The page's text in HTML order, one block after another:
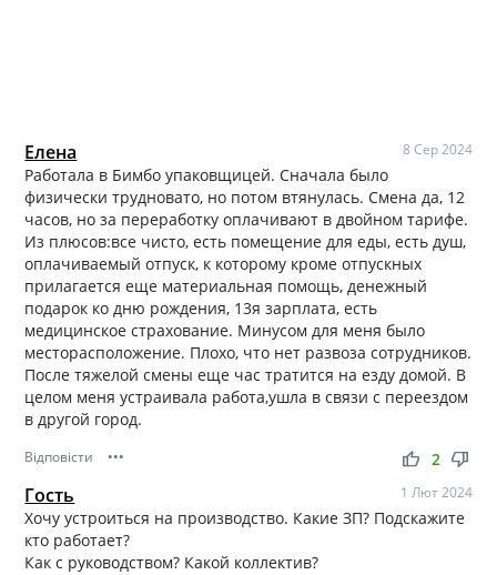
Елена 8 Сер 2024
Работала в Бимбо упаковщицей. Сначала было
физически трудновато, но потом втянулась. Смена да, 12
часов, но за переработку оплачивают в двойном тарифе.
Из плюсов:все чисто, есть помещение для еды, есть душ,
оплачиваемый отпуск, к которому кроме отпускных
прилагается еще материальная помощь, денежный
подарок ко дню рождения, 13я зарплата, есть
медицинское страхование. Минусом для меня было
месторасположение. Плохо, что нет развоза сотрудников.
После тяжелой смены еще час тратится на езду домой. В
целом меня устраивала работа,ушла в связи с переездом
в другой город.
Відповісти ••• thumb_up thumb_down
2
Гость 1 Лют 2024
Хочу устроиться на производство. Какие ЗП? Подскажите
кто работает?
Как с руководством? Какой коллектив?